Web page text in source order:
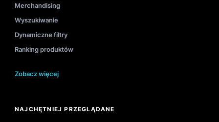
Merchandising
Wyszukiwanie
Dynamiczne filtry
Ranking produktów
Zobacz więcej
NAJCHĘTNIEJ PRZEGLĄDANE